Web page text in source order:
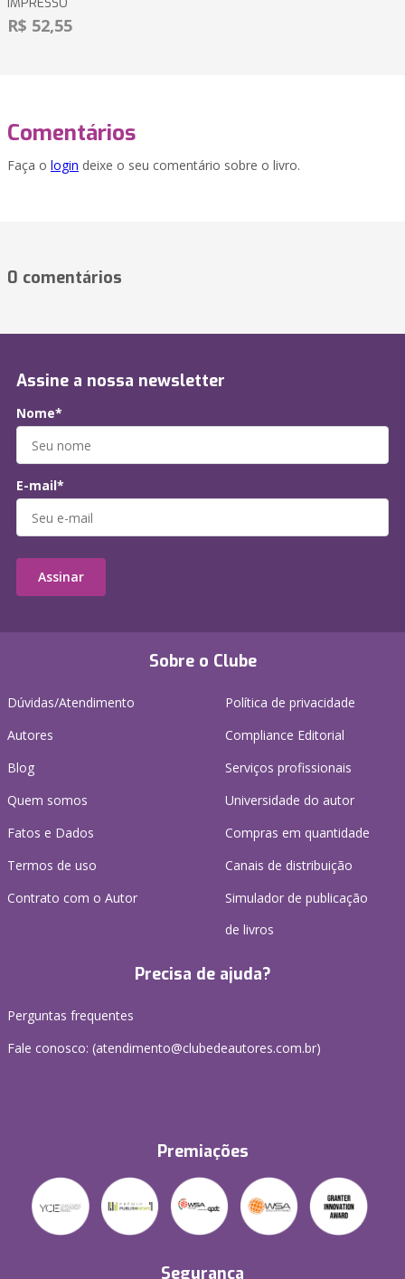
R$ 52,55
Comentários
Faça o login deixe o seu comentário sobre o livro.
0 comentários
Sobre o Clube
Dúvidas/Atendimento
Autores
Blog
Quem somos
Fatos e Dados
Termos de uso
Contrato com o Autor
Política de privacidade
Compliance Editorial
Serviços profissionais
Universidade do autor
Compras em quantidade
Canais de distribuição
Simulador de publicação
de livros
Precisa de ajuda?
Perguntas frequentes
Fale conosco: (atendimento@clubedeautores.com.br)
Premiações
Segurança
Assine a nossa newsletter
Nome*
E-mail*
Assinar